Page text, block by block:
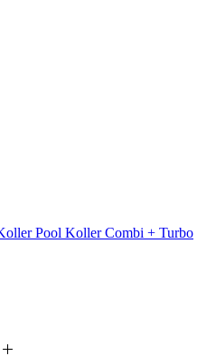
Pool Koller Combi + Turbo